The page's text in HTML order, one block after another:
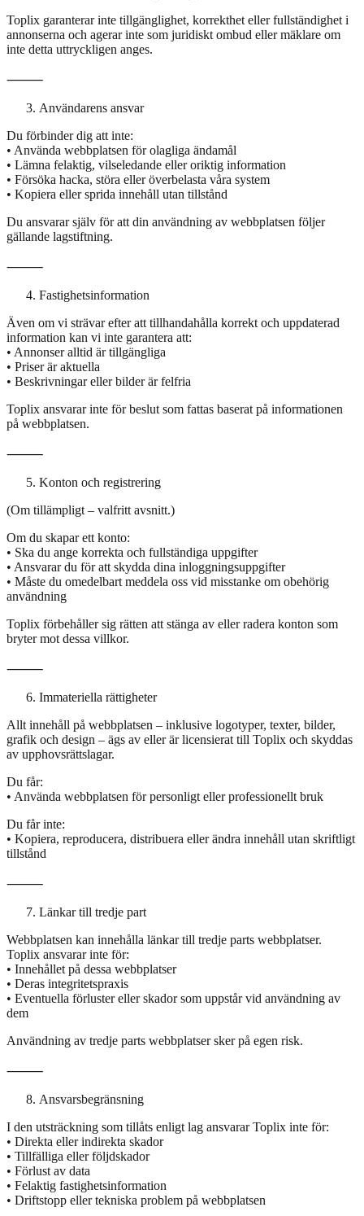
Toplix garanterar inte tillgänglighet, korrekthet eller fullständighet i
annonserna och agerar inte som juridiskt ombud eller mäklare om
inte detta uttryckligen anges.
⸻
Användarens ansvar
Du förbinder dig att inte:
• Använda webbplatsen för olagliga ändamål
• Lämna felaktig, vilseledande eller oriktig information
• Försöka hacka, störa eller överbelasta våra system
• Kopiera eller sprida innehåll utan tillstånd
Du ansvarar själv för att din användning av webbplatsen följer
gällande lagstiftning.
⸻
Fastighetsinformation
Även om vi strävar efter att tillhandahålla korrekt och uppdaterad
information kan vi inte garantera att:
• Annonser alltid är tillgängliga
• Priser är aktuella
• Beskrivningar eller bilder är felfria
Toplix ansvarar inte för beslut som fattas baserat på informationen
på webbplatsen.
⸻
Konton och registrering
(Om tillämpligt – valfritt avsnitt.)
Om du skapar ett konto:
• Ska du ange korrekta och fullständiga uppgifter
• Ansvarar du för att skydda dina inloggningsuppgifter
• Måste du omedelbart meddela oss vid misstanke om obehörig
användning
Toplix förbehåller sig rätten att stänga av eller radera konton som
bryter mot dessa villkor.
⸻
Immateriella rättigheter
Allt innehåll på webbplatsen – inklusive logotyper, texter, bilder,
grafik och design – ägs av eller är licensierat till Toplix och skyddas
av upphovsrättslagar.
Du får:
• Använda webbplatsen för personligt eller professionellt bruk
Du får inte:
• Kopiera, reproducera, distribuera eller ändra innehåll utan skriftligt
tillstånd
⸻
Länkar till tredje part
Webbplatsen kan innehålla länkar till tredje parts webbplatser.
Toplix ansvarar inte för:
• Innehållet på dessa webbplatser
• Deras integritetspraxis
• Eventuella förluster eller skador som uppstår vid användning av
dem
Användning av tredje parts webbplatser sker på egen risk.
⸻
Ansvarsbegränsning
I den utsträckning som tillåts enligt lag ansvarar Toplix inte för:
• Direkta eller indirekta skador
• Tillfälliga eller följdskador
• Förlust av data
• Felaktig fastighetsinformation
• Driftstopp eller tekniska problem på webbplatsen